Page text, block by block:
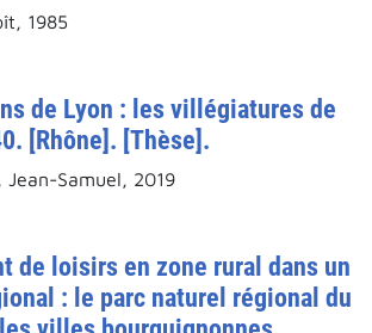
1985
de Lyon : les villégiatures de
[Rhône]. [Thèse].
Jean-Samuel, 2019
de loisirs en zone rural dans un
: le parc naturel régional du